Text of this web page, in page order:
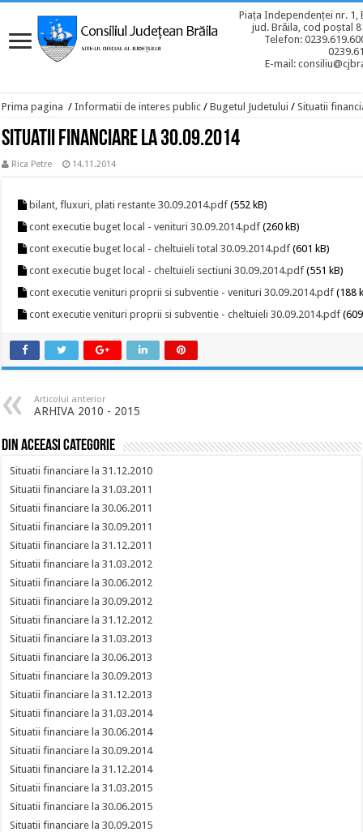
Piața Independenței nr. 1,
jud. Brăila, cod poștal
Telefon:
E-mail:
Prima pagina / Informatii de interes public / Bugetul Judetului / Situatii
Situatii financiare la 30.09.2014
Rica Petre 14.11.2014
bilant, fluxuri, plati restante 30.09.2014.pdf (552 kB)
cont executie buget local - venituri 30.09.2014.pdf (260 kB)
cont executie buget local - cheltuieli total 30.09.2014.pdf (601 kB)
cont executie buget local - cheltuieli sectiuni 30.09.2014.pdf (551 kB)
cont executie venituri proprii si subventie - venituri 30.09.2014.pdf (188
cont executie venituri proprii si subventie - cheltuieli 30.09.2014.pdf
Articolul anterior
ARHIVA 2010 - 2015
Din aceeasi categorie
Situatii financiare la 31.12.2010
Situatii financiare la 31.03.2011
Situatii financiare la 30.06.2011
Situatii financiare la 30.09.2011
Situatii financiare la 31.12.2011
Situatii financiare la 31.03.2012
Situatii financiare la 30.06.2012
Situatii financiare la 30.09.2012
Situatii financiare la 31.12.2012
Situatii financiare la 31.03.2013
Situatii financiare la 30.06.2013
Situatii financiare la 30.09.2013
Situatii financiare la 31.12.2013
Situatii financiare la 31.03.2014
Situatii financiare la 30.06.2014
Situatii financiare la 30.09.2014
Situatii financiare la 31.12.2014
Situatii financiare la 31.03.2015
Situatii financiare la 30.06.2015
Situatii financiare la 30.09.2015